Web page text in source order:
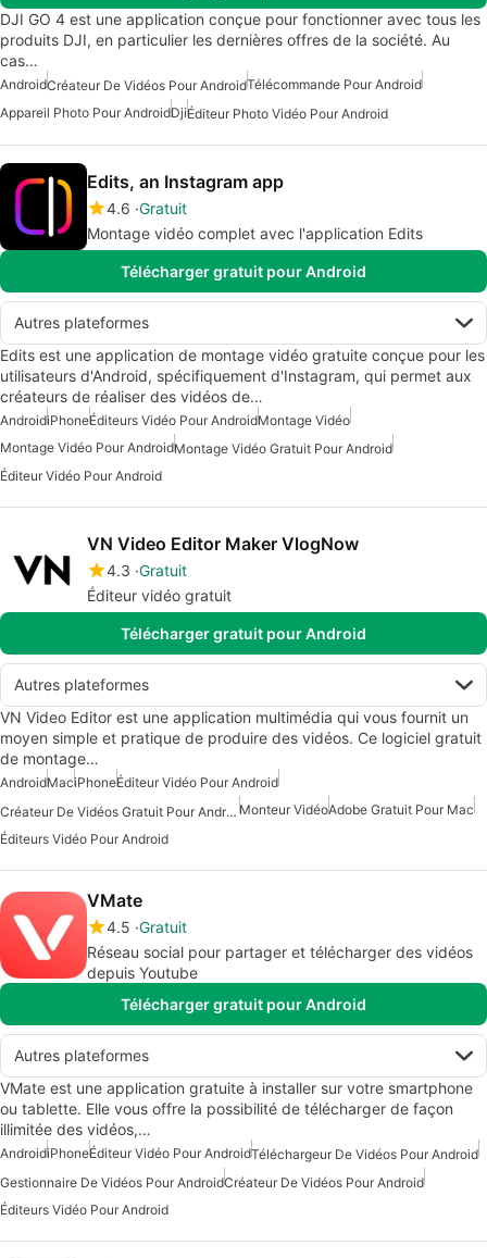
DJI GO 4 est une application conçue pour fonctionner avec tous les
produits DJI, en particulier les dernières offres de la société. Au
cas…
AndroidCréateur De Vidéos Pour AndroidTélécommande Pour Android
Appareil Photo Pour AndroidDjiÉditeur Photo Vidéo Pour Android
Edits, an Instagram app
4.6 Gratuit
Montage vidéo complet avec l'application Edits
Télécharger gratuit pour Android
Autres plateformes
Edits est une application de montage vidéo gratuite conçue pour les
utilisateurs d'Android, spécifiquement d'Instagram, qui permet aux
créateurs de réaliser des vidéos de…
AndroidiPhoneÉditeurs Vidéo Pour AndroidMontage Vidéo
Montage Vidéo Pour AndroidMontage Vidéo Gratuit Pour Android
Éditeur Vidéo Pour Android
VN Video Editor Maker VlogNow
4.3 Gratuit
Éditeur vidéo gratuit
Télécharger gratuit pour Android
Autres plateformes
VN Video Editor est une application multimédia qui vous fournit un
moyen simple et pratique de produire des vidéos. Ce logiciel gratuit
de montage…
AndroidMaciPhoneÉditeur Vidéo Pour Android
Créateur De Vidéos Gratuit Pour Android Monteur VidéoAdobe Gratuit Pour Mac
Éditeurs Vidéo Pour Android
VMate
4.5 Gratuit
Réseau social pour partager et télécharger des vidéos
depuis Youtube
Télécharger gratuit pour Android
Autres plateformes
VMate est une application gratuite à installer sur votre smartphone
ou tablette. Elle vous offre la possibilité de télécharger de façon
illimitée des vidéos,…
AndroidiPhoneÉditeur Vidéo Pour AndroidTéléchargeur De Vidéos Pour Android
Gestionnaire De Vidéos Pour AndroidCréateur De Vidéos Pour Android
Éditeurs Vidéo Pour Android